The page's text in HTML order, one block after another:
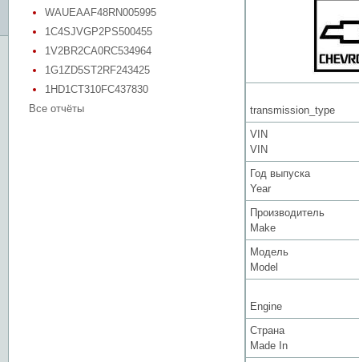
WAUEAAF48RN005995
1C4SJVGP2PS500455
1V2BR2CA0RC534964
1G1ZD5ST2RF243425
1HD1CT310FC437830
Все отчёты
transmission_type
VIN
VIN
Год выпуска
Year
Производитель
Make
Модель
Model
Engine
Страна
Made In